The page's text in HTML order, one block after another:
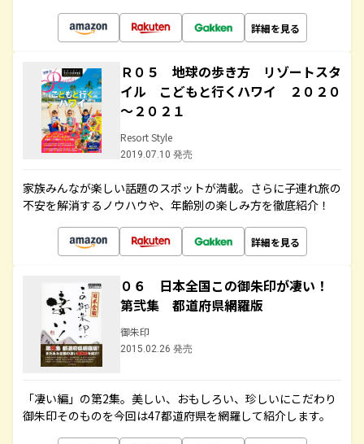
詳細を見る
Ｒ０５ 地球の歩き方 リゾートスタ
イル こどもと行くハワイ ２０２０
～２０２１
Resort Style
2019.07.10 発売
家族みんなが楽しい話題のスポットが満載。さらに子連れ旅の
不安を解消するノウハウや、年齢別の楽しみ方を徹底紹介！
詳細を見る
０６ 日本全国この御朱印が凄い！
第弐集 都道府県網羅版
御朱印
2015.02.26 発売
「凄い編」の第2集。美しい、おもしろい、珍しいにこだわり
御朱印そのものを今回は47都道府県を網羅して紹介します。